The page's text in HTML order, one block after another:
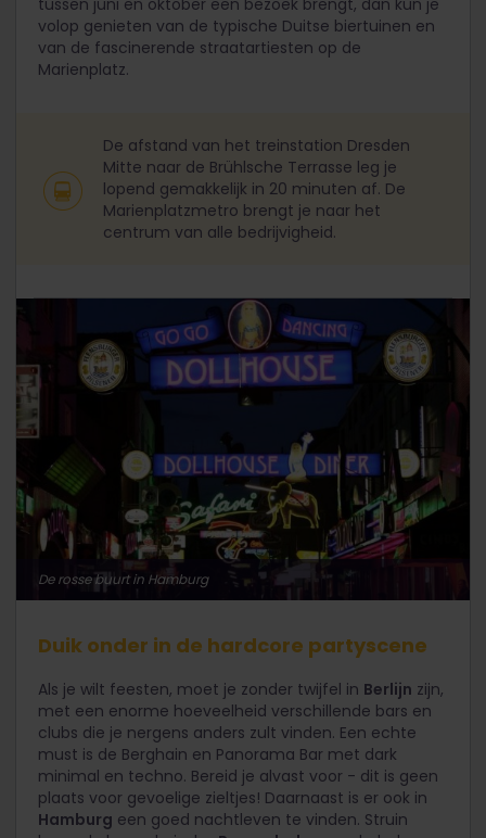
tussen juni en oktober een bezoek brengt, dan kun je
volop genieten van de typische Duitse biertuinen en
van de fascinerende straatartiesten op de
Marienplatz.
De afstand van het treinstation Dresden
Mitte naar de Brühlsche Terrasse leg je
lopend gemakkelijk in 20 minuten af. De
Marienplatzmetro brengt je naar het
centrum van alle bedrijvigheid.
De rosse buurt in Hamburg
Duik onder in de hardcore partyscene
Als je wilt feesten, moet je zonder twijfel in Berlijn zijn,
met een enorme hoeveelheid verschillende bars en
clubs die je nergens anders zult vinden. Een echte
must is de Berghain en Panorama Bar met dark
minimal en techno. Bereid je alvast voor - dit is geen
plaats voor gevoelige zieltjes! Daarnaast is er ook in
Hamburg een goed nachtleven te vinden. Struin